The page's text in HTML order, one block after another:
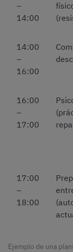
–
14:00
14:00
–
16:00
16:00
–
17:00
17:00
–
18:00
Ejemplo de una